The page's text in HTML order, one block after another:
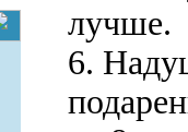
лучше.
6.